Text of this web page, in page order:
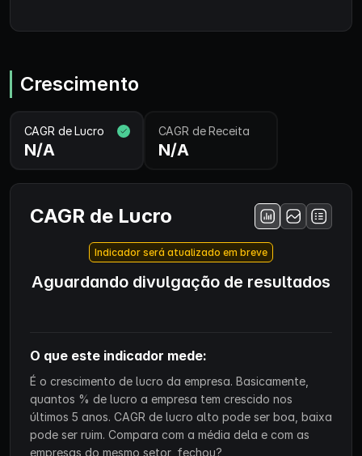
Crescimento
CAGR de Lucro
N/A
CAGR de Receita
N/A
CAGR de Lucro
Indicador será atualizado em breve
Aguardando divulgação de resultados
O que este indicador mede:
É o crescimento de lucro da empresa. Basicamente,
quantos % de lucro a empresa tem crescido nos
últimos 5 anos. CAGR de lucro alto pode ser boa, baixa
pode ser ruim. Compara com a média dela e com as
empresas do mesmo setor, fechou?